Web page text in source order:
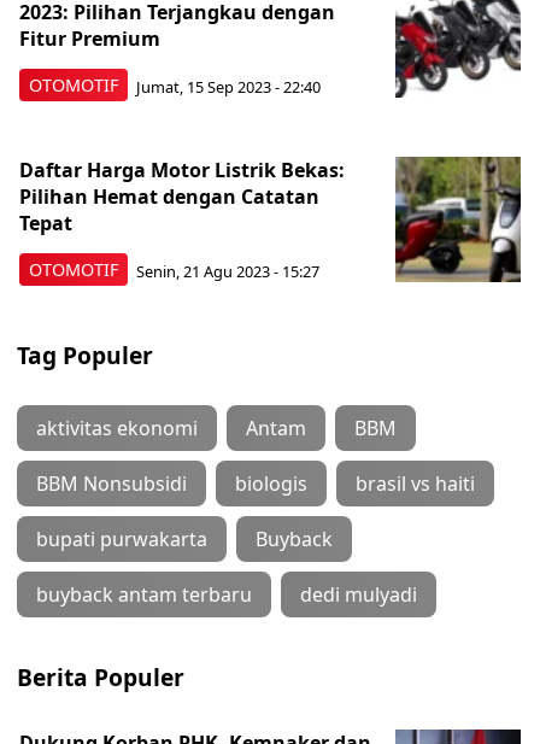
OTOMOTIF
2023: Pilihan Terjangkau dengan
Fitur Premium
Jumat, 15 Sep 2023 - 22:40
OTOMOTIF
Daftar Harga Motor Listrik Bekas:
Pilihan Hemat dengan Catatan
Tepat
Senin, 21 Agu 2023 - 15:27
Tag Populer
aktivitas ekonomi Antam BBM
BBM Nonsubsidi biologis brasil vs haiti
bupati purwakarta Buyback
buyback antam terbaru dedi mulyadi
Berita Populer